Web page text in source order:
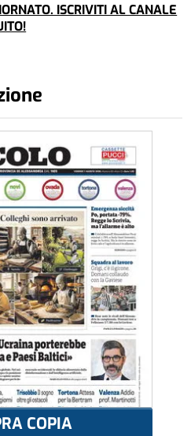
ISCRIVITI AL CANALE
COPIA